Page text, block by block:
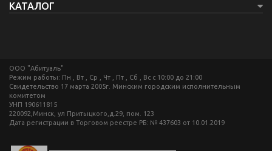
КАТАЛОГ
ООО "Абитуаль"
Режим работы: Пн , Вт , Ср , Чт , Пт , Сб , Вс c 10:00 до 21:00
Свидетельство 17 марта 2005г. Минским городским исполнительным
комитетом
УНП 190611815
220092,Минск, ул Притыцкого,д.29, пом. 123
Дата регистрации в Торговом реестре РБ: № 437603 от 10.01.2019